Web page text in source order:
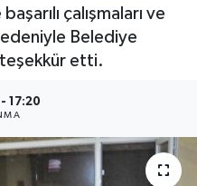
çalışmaları ve
Belediye
teşekkür etti.
17:20